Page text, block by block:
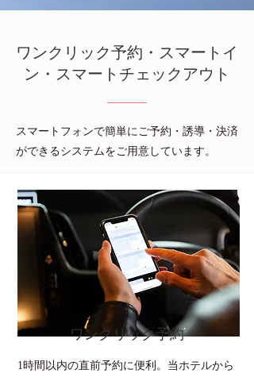
ワンクリック予約・スマートイ
ン・スマートチェックアウト
スマートフォンで簡単にご予約・誘導・決済
ができるシステムをご用意しています。
ワンクリック予約
1時間以内の直前予約に便利。当ホテルから